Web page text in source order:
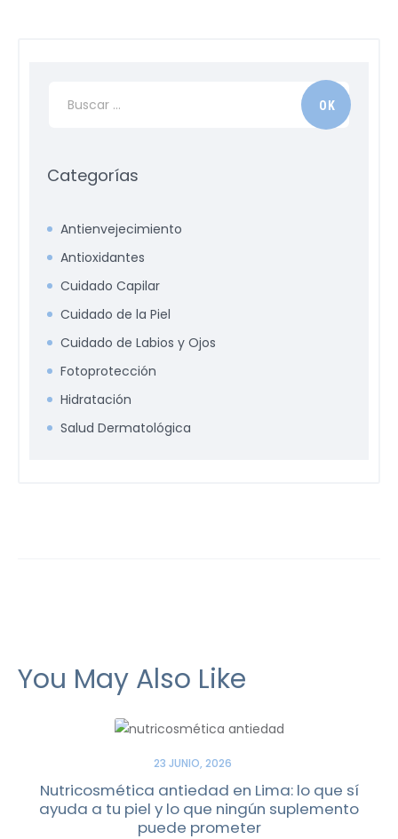
Categorías
Antienvejecimiento
Antioxidantes
Cuidado Capilar
Cuidado de la Piel
Cuidado de Labios y Ojos
Fotoprotección
Hidratación
Salud Dermatológica
You May Also Like
23 JUNIO, 2026
Nutricosmética antiedad en Lima: lo que sí
ayuda a tu piel y lo que ningún suplemento
puede prometer